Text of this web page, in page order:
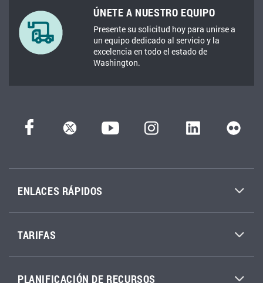
ÚNETE A NUESTRO EQUIPO
Presente su solicitud hoy para unirse a
un equipo dedicado al servicio y la
excelencia en todo el estado de
Washington.
ENLACES RÁPIDOS
TARIFAS
PLANIFICACIÓN DE RECURSOS